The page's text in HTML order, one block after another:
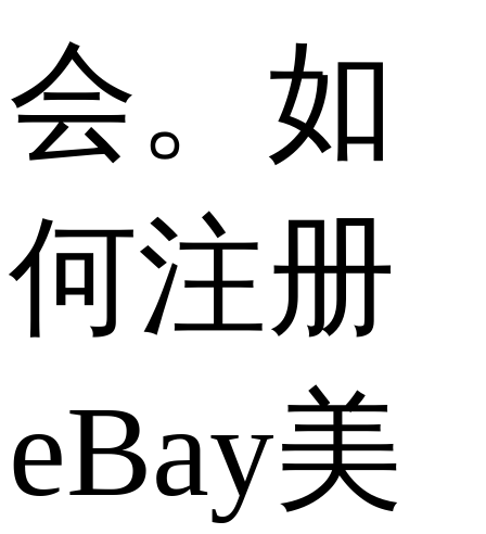
会。如
何注册
eBay美